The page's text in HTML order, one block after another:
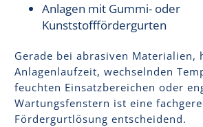
Anlagen mit Gummi- oder
Kunststofffördergurten
Gerade bei abrasiven Materialien,
Anlagenlaufzeit, wechselnden
feuchten Einsatzbereichen oder
Wartungsfenstern ist eine
Fördergurtlösung entscheidend.